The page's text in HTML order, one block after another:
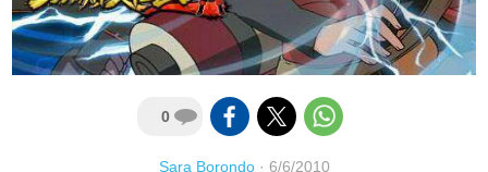
0
Sara Borondo· 6/6/2010